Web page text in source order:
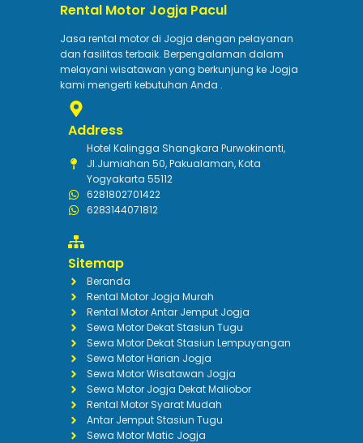
Rental Motor Jogja Pacul
Jasa rental motor di Jogja dengan pelayanan
dan fasilitas terbaik. Berpengalaman dalam
melayani wisatawan yang berkunjung ke Jogja
kami mengerti kebutuhan Anda .
Address
Hotel Kalingga Shangkara Purwokinanti,
Jl.Jumiahan 50, Pakualaman, Kota
Yogyakarta 55112
6281802701422
6283144071812
Sitemap
Beranda
Rental Motor Jogja Murah
Rental Motor Antar Jemput Jogja
Sewa Motor Dekat Stasiun Tugu
Sewa Motor Dekat Stasiun Lempuyangan
Sewa Motor Harian Jogja
Sewa Motor Wisatawan Jogja
Sewa Motor Jogja Dekat Maliobor
Rental Motor Syarat Mudah
Antar Jemput Stasiun Tugu
Sewa Motor Matic Jogja